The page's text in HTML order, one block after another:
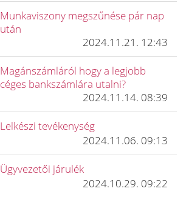
Munkaviszony megszűnése pár nap
után
2024.11.21. 12:43
Magánszámláról hogy a legjobb
céges bankszámlára utalni?
2024.11.14. 08:39
Lelkészi tevékenység
2024.11.06. 09:13
Ügyvezetői járulék
2024.10.29. 09:22